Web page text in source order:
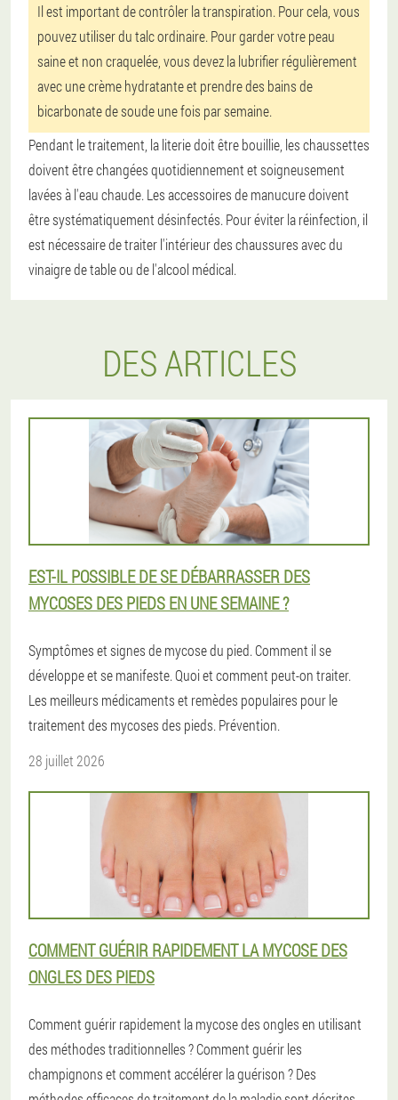
Il est important de contrôler la transpiration. Pour cela, vous
pouvez utiliser du talc ordinaire. Pour garder votre peau
saine et non craquelée, vous devez la lubrifier régulièrement
avec une crème hydratante et prendre des bains de
bicarbonate de soude une fois par semaine.
Pendant le traitement, la literie doit être bouillie, les chaussettes
doivent être changées quotidiennement et soigneusement
lavées à l'eau chaude. Les accessoires de manucure doivent
être systématiquement désinfectés. Pour éviter la réinfection, il
est nécessaire de traiter l'intérieur des chaussures avec du
vinaigre de table ou de l'alcool médical.
DES ARTICLES
EST-IL POSSIBLE DE SE DÉBARRASSER DES
MYCOSES DES PIEDS EN UNE SEMAINE ?
Symptômes et signes de mycose du pied. Comment il se
développe et se manifeste. Quoi et comment peut-on traiter.
Les meilleurs médicaments et remèdes populaires pour le
traitement des mycoses des pieds. Prévention.
28 juillet 2026
COMMENT GUÉRIR RAPIDEMENT LA MYCOSE DES
ONGLES DES PIEDS
Comment guérir rapidement la mycose des ongles en utilisant
des méthodes traditionnelles ? Comment guérir les
champignons et comment accélérer la guérison ? Des